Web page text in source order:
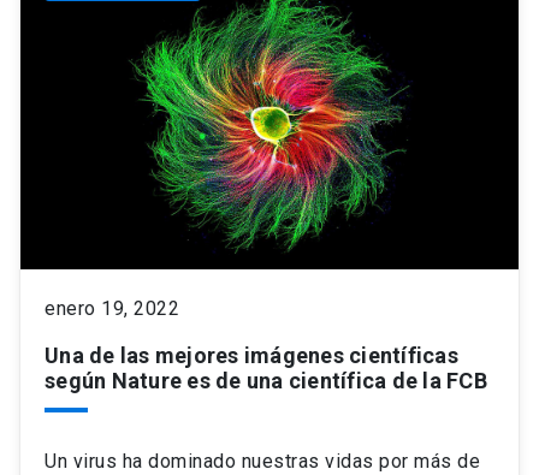
enero 19, 2022
Una de las mejores imágenes científicas
según Nature es de una científica de la FCB
Un virus ha dominado nuestras vidas por más de